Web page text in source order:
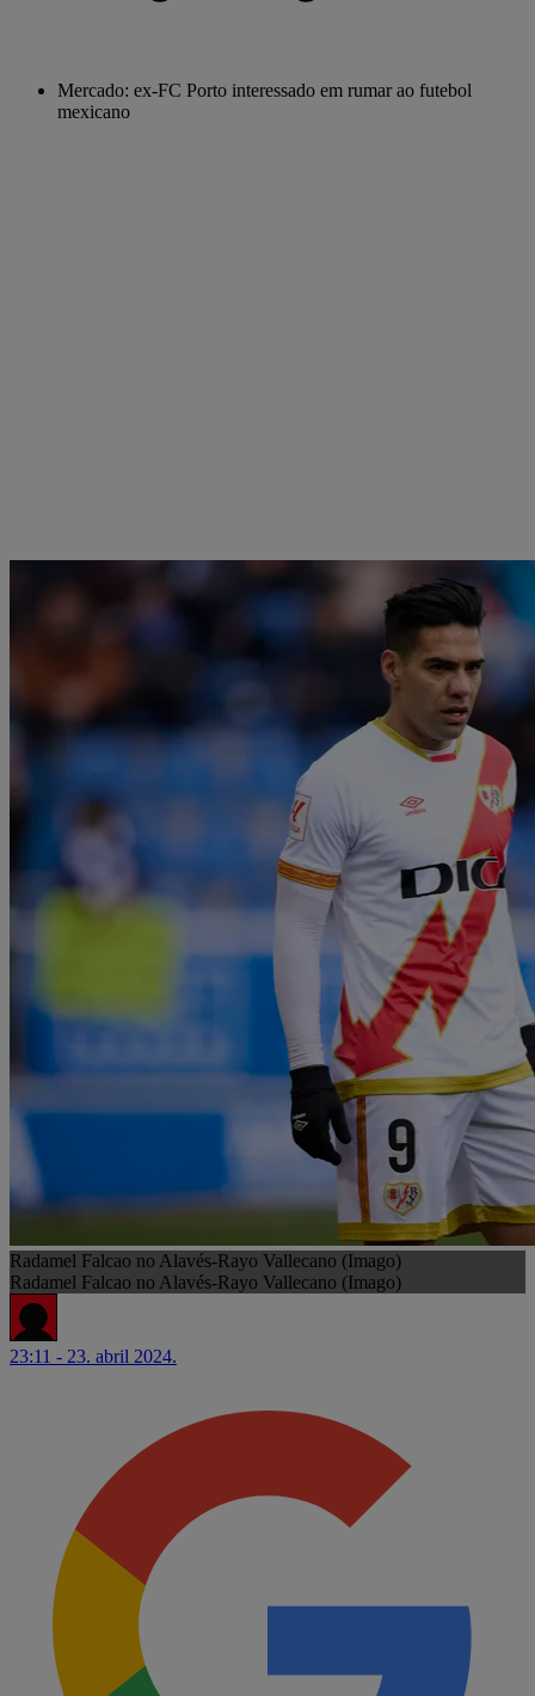
Mercado: ex-FC Porto interessado em rumar ao futebol
mexicano
Radamel Falcao no Alavés-Rayo Vallecano (Imago)
Radamel Falcao no Alavés-Rayo Vallecano (Imago)
23:11 - 23. abril 2024.